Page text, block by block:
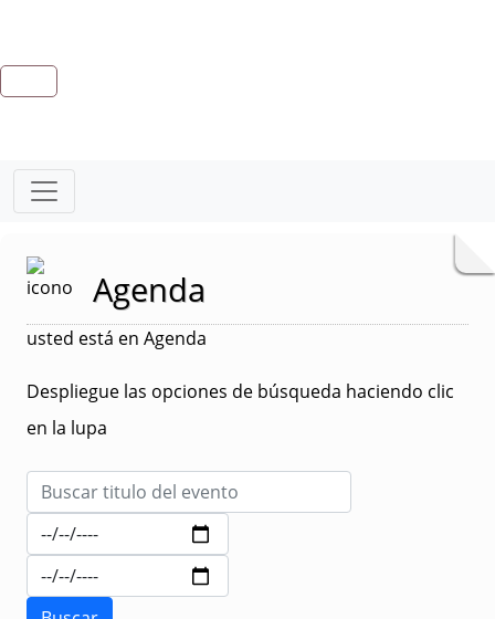
Agenda
usted está en Agenda
Despliegue las opciones de búsqueda haciendo clic
en la lupa